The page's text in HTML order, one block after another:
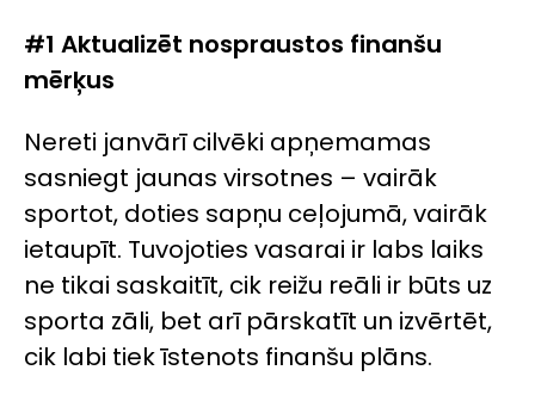
#1 Aktualizēt nospraustos finanšu
mērķus
Nereti janvārī cilvēki apņemamas
sasniegt jaunas virsotnes – vairāk
sportot, doties sapņu ceļojumā, vairāk
ietaupīt. Tuvojoties vasarai ir labs laiks
ne tikai saskaitīt, cik reižu reāli ir būts uz
sporta zāli, bet arī pārskatīt un izvērtēt,
cik labi tiek īstenots finanšu plāns.